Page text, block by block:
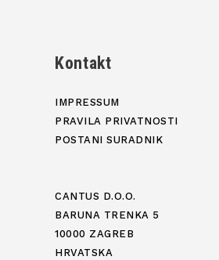
Kontakt
IMPRESSUM
PRAVILA PRIVATNOSTI
POSTANI SURADNIK
CANTUS D.O.O.
BARUNA TRENKA 5
10000 ZAGREB
HRVATSKA